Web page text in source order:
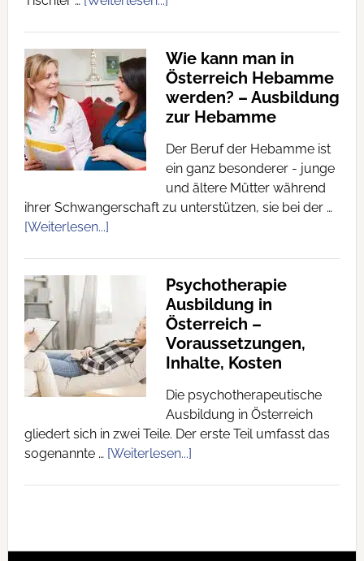
Wie kann man in
Österreich Hebamme
werden? – Ausbildung
zur Hebamme
Der Beruf der Hebamme ist
ein ganz besonderer - junge
und ältere Mütter während
ihrer Schwangerschaft zu unterstützen, sie bei der …
[Weiterlesen...]
Psychotherapie
Ausbildung in
Österreich –
Voraussetzungen,
Inhalte, Kosten
Die psychotherapeutische
Ausbildung in Österreich
gliedert sich in zwei Teile. Der erste Teil umfasst das
sogenannte … [Weiterlesen...]